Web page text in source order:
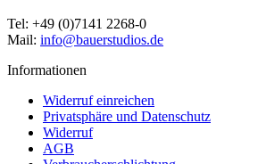
Tel: +49 (0)7141 2268-0
Mail: info@bauerstudios.de
Informationen
Widerruf einreichen
Privatsphäre und Datenschutz
Widerruf
AGB